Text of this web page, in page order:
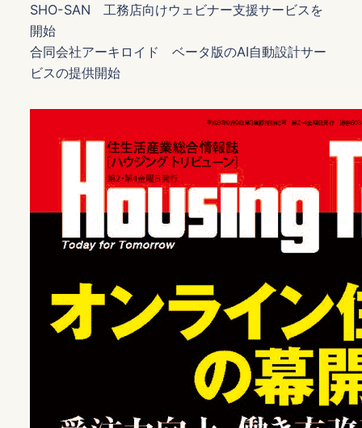
SHO-SAN 工務店向けウェビナー支援サービスを
開始
合同会社アーキロイド ベータ版のAI自動設計サー
ビスの提供開始